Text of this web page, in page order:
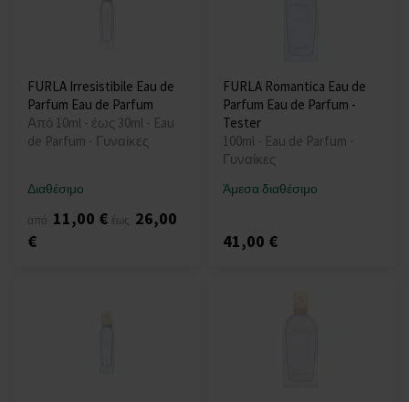
FURLA Irresistibile Eau de
Parfum Eau de Parfum
Από 10ml - έως 30ml - Eau
de Parfum - Γυναίκες
Διαθέσιμο
από 11,00 € έως 26,00
€
FURLA Romantica Eau de
Parfum Eau de Parfum -
Tester
100ml - Eau de Parfum -
Γυναίκες
Άμεσα διαθέσιμο
41,00 €